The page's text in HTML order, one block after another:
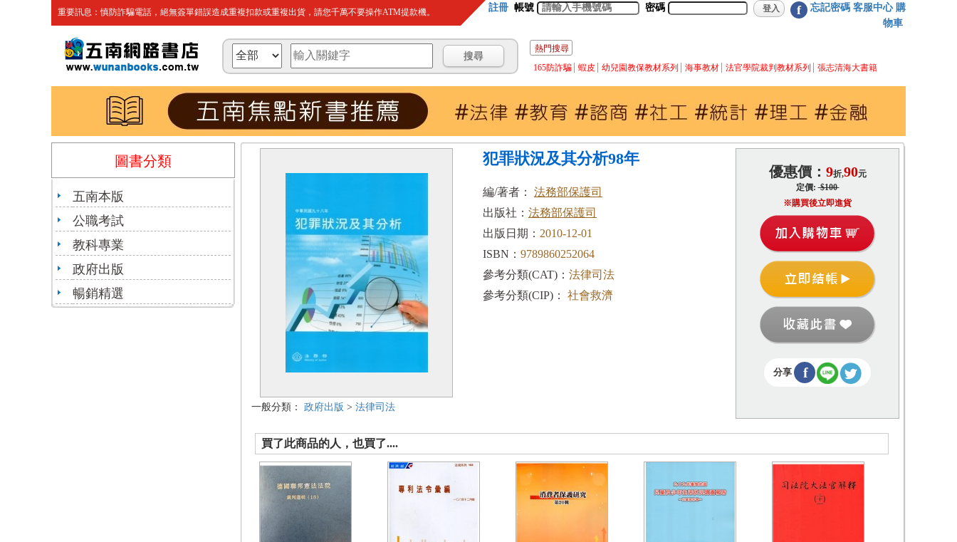
重要訊息：慎防詐騙電話，絕無簽單錯誤造成重複扣款或重複出貨，請您千萬不要操作ATM提款機。 註冊 帳號 密碼 f 忘記密碼 客服中心 購
物車
熱門搜尋
165防詐騙
蝦皮 幼兒園教保教材系列 海事教材 法官學院裁判教材系列 張志清海大書籍
圖書分類
五南本版
公職考試
教科專業
政府出版
暢銷精選
一般分類： 政府出版 > 法律司法
犯罪狀況及其分析98年
編/著者： 法務部保護司
出版社： 法務部保護司
出版日期： 2010-12-01
ISBN： 9789860252064
參考分類(CAT)： 法律司法
參考分類(CIP)：
社會救濟
優惠價： 9折,90元
定價:$100
※購買後立即進貨
分享 f
買了此商品的人，也買了....